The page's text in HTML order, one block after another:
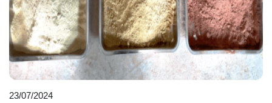
23/07/2024